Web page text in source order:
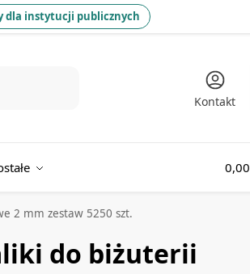
dla instytucji publicznych
Kontakt
0,00
2 mm zestaw 5250 szt.
do biżuterii